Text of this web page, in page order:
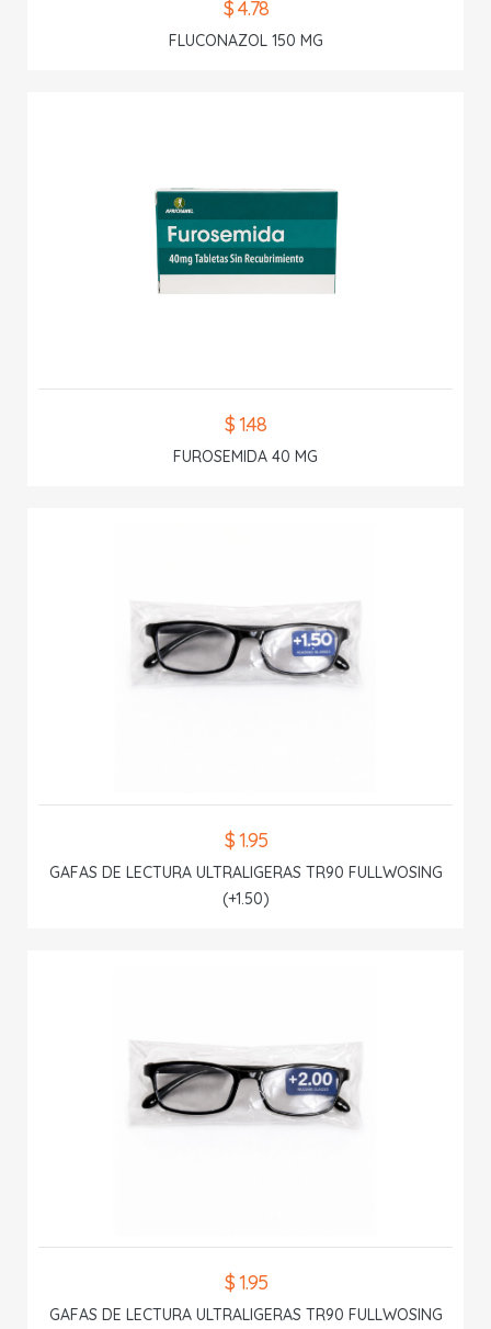
$ 4.78
FLUCONAZOL 150 MG
$ 1.48
FUROSEMIDA 40 MG
$ 1.95
GAFAS DE LECTURA ULTRALIGERAS TR90 FULLWOSING
(+1.50)
$ 1.95
GAFAS DE LECTURA ULTRALIGERAS TR90 FULLWOSING